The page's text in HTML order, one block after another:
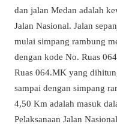
dan jalan Medan adalah
Jalan Nasional. Jalan
mulai simpang rambung
dengan kode No. Ruas
Ruas 064.MK yang
sampai dengan simpang
4,50 Km adalah masuk
Pelaksanaan Jalan